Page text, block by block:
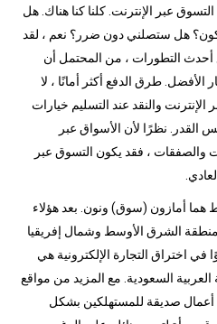
عبر الإنترنت. كلنا كنا هناك. هل
هل ستصلني دون ضرر؟ نعم ، لقد
أحدث التطورات ، من المحتمل أن
الأفضل. طرق الدفع أكثر أمانًا ، لا
والنقد عند التسليم خيارات
القدر. نظرًا لأن الأسواق عبر
والصفقات ، فقد يكون التسوق عبر
هما أمازون (سوق) ونون. بعد هؤلاء
منطقة الشرق الأوسط وشمال إفريقيا
في اختراق التجارة الإلكترونية هي
العربية السعودية. مع المزيد من مواقع
أعمال صديقة للمستهلكين بشكل